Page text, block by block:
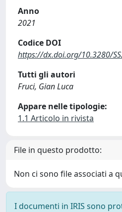
Anno
2021
Codice DOI
https://dx.doi.org/10.3280/
Tutti gli autori
Fruci, Gian Luca
Appare nelle tipologie:
1.1 Articolo in rivista
File in questo prodotto:
Non ci sono file associati a
I documenti in IRIS sono